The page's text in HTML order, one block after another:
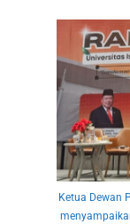
Ketua Dewan